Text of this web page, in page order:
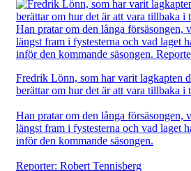
Fredrik Lönn, som har varit lagkapten
berättar om hur det är att vara tillbaka i
Han pratar om den långa försäsongen,
längst fram i fystesterna och vad laget
inför den kommande säsongen.
Reporter: Robert Tennisberg